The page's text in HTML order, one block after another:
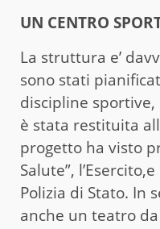
UN CENTRO
La struttura e’
sono stati
discipline sportive,
è stata restituita
progetto ha visto
Salute”,
Polizia di Stato. In
anche un teatro